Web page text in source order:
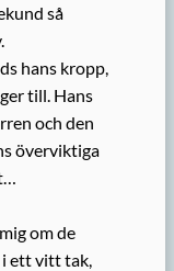
så
hans kropp,
till. Hans
och den
överviktiga
om de
ett vitt tak,